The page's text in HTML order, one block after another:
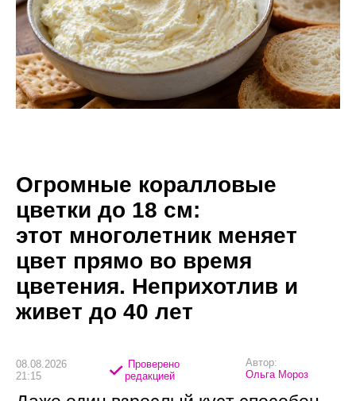
Огромные коралловые
цветки до 18 см:
этот многолетник меняет
цвет прямо во время
цветения. Неприхотлив и
живет до 40 лет
08.08.2026
21:15
Проверено
редакцией
Автор:
Ольга Мороз